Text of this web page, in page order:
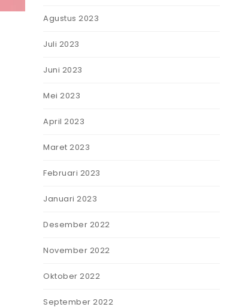
Agustus 2023
Juli 2023
Juni 2023
Mei 2023
April 2023
Maret 2023
Februari 2023
Januari 2023
Desember 2022
November 2022
Oktober 2022
September 2022